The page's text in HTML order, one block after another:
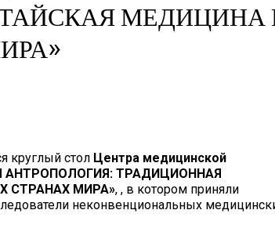
МЕДИЦИНА
круглый стол Центра медицинской
АНТРОПОЛОГИЯ: ТРАДИЦИОННАЯ
СТРАНАХ МИРА», , в котором приняли
неконвенциональных